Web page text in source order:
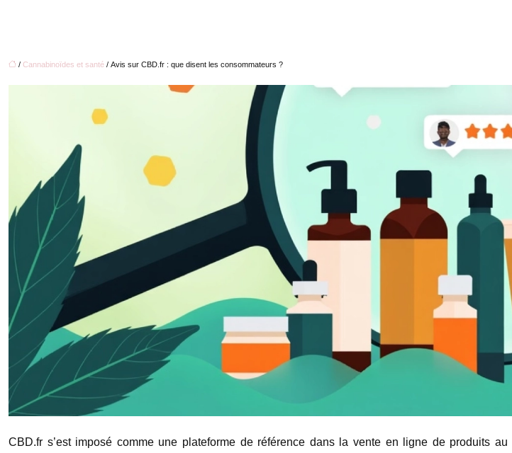
/ Cannabinoïdes et santé / Avis sur CBD.fr : que disent les consommateurs ?
CBD.fr s’est imposé comme une plateforme de référence dans la vente en ligne de produits